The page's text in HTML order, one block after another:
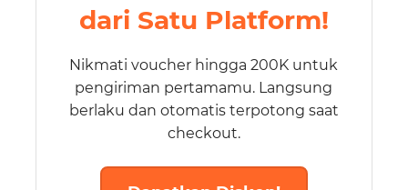
dari Satu Platform!
Nikmati voucher hingga 200K untuk
pengiriman pertamamu. Langsung
berlaku dan otomatis terpotong saat
checkout.